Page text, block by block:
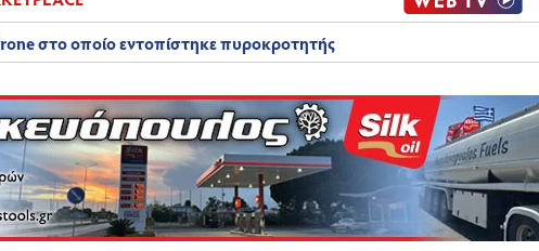
στο οποίο εντοπίστηκε πυροκροτητής